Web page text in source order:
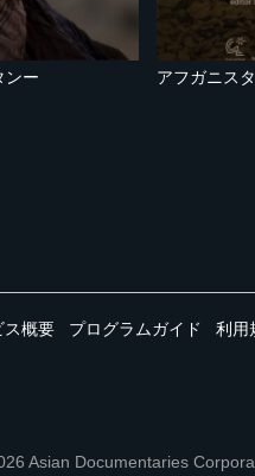
ンー アフガニス
ス概要 プログラムガイド 利用
Asian Documentaries